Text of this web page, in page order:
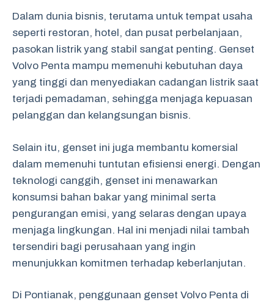
Dalam dunia bisnis, terutama untuk tempat usaha
seperti restoran, hotel, dan pusat perbelanjaan,
pasokan listrik yang stabil sangat penting. Genset
Volvo Penta mampu memenuhi kebutuhan daya
yang tinggi dan menyediakan cadangan listrik saat
terjadi pemadaman, sehingga menjaga kepuasan
pelanggan dan kelangsungan bisnis.
Selain itu, genset ini juga membantu komersial
dalam memenuhi tuntutan efisiensi energi. Dengan
teknologi canggih, genset ini menawarkan
konsumsi bahan bakar yang minimal serta
pengurangan emisi, yang selaras dengan upaya
menjaga lingkungan. Hal ini menjadi nilai tambah
tersendiri bagi perusahaan yang ingin
menunjukkan komitmen terhadap keberlanjutan.
Di Pontianak, penggunaan genset Volvo Penta di